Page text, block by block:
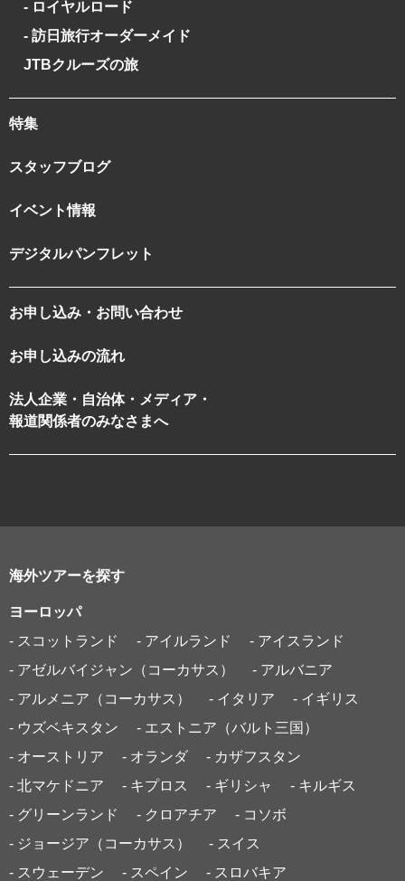
- ロイヤルロード
- 訪日旅行オーダーメイド
JTBクルーズの旅
特集
スタッフブログ
イベント情報
デジタルパンフレット
お申し込み・お問い合わせ
お申し込みの流れ
法人企業・自治体・メディア・
報道関係者のみなさまへ
海外ツアーを探す
ヨーロッパ
- スコットランド
- アイルランド
- アイスランド
- アゼルバイジャン（コーカサス）
- アルバニア
- アルメニア（コーカサス）
- イタリア
- イギリス
- ウズベキスタン
- エストニア（バルト三国）
- オーストリア
- オランダ
- カザフスタン
- 北マケドニア
- キプロス - ギリシャ
- キルギス
- グリーンランド
- クロアチア
- コソボ
- ジョージア（コーカサス）
- スイス
- スウェーデン
- スペイン
- スロバキア